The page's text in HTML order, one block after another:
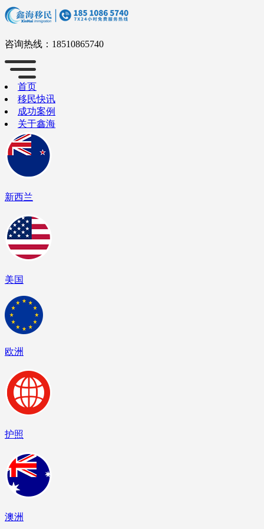
咨询热线： 18510865740
首页
移民快讯
成功案例
关于鑫海
新西兰
美国
欧洲
护照
澳洲